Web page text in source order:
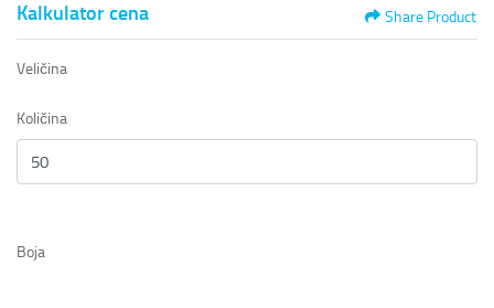
Kalkulator cena Share Product
Veličina
Količina
Boja